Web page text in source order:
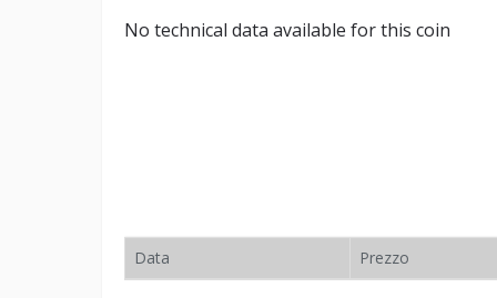
No technical data available for this coin
Data Prezzo